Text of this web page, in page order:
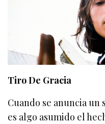
Tiro De Gracia
Cuando se anuncia un
es algo asumido el